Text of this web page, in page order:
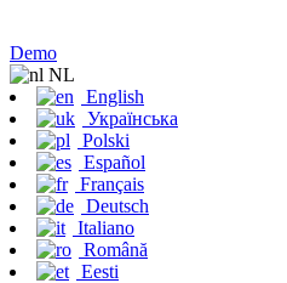
Demo
NL
English
Українська
Polski
Español
Français
Deutsch
Italiano
Română
Eesti